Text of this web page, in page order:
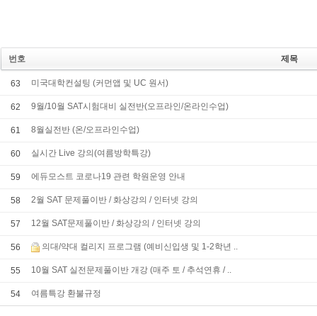
번호 제목
63 미국대학컨설팅 (커먼앱 및 UC 원서)
62 9월/10월 SAT시험대비 실전반(오프라인/온라인수업)
61 8월실전반 (온/오프라인수업)
60 실시간 Live 강의(여름방학특강)
59 에듀모스트 코로나19 관련 학원운영 안내
58 2월 SAT 문제풀이반 / 화상강의 / 인터넷 강의
57 12월 SAT문제풀이반 / 화상강의 / 인터넷 강의
56 의대/약대 컬리지 프로그램 (예비신입생 및 1-2학년 ..
55 10월 SAT 실전문제풀이반 개강 (매주 토 / 추석연휴 / ..
54 여름특강 환불규정